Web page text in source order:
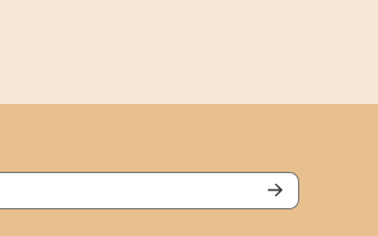
in voor de nieuwsbrief